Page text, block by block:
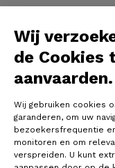
Wij
de Cookies
aanvaarden.
Wij gebruiken cookies
garanderen, om uw
bezoekersfrequentie
monitoren en om
verspreiden. U kunt
Algemene